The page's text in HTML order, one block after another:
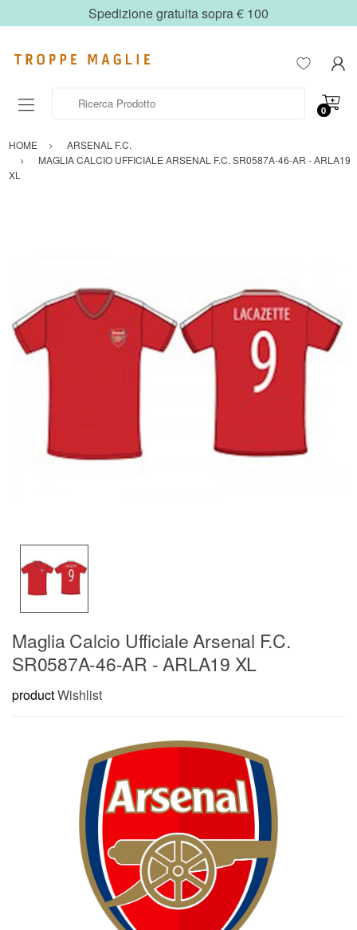
Spedizione gratuita sopra € 100
0
HOME
ARSENAL F.C.
MAGLIA CALCIO UFFICIALE ARSENAL F.C. SR0587A-46-AR - ARLA19
XL
Maglia Calcio Ufficiale Arsenal F.C.
SR0587A-46-AR - ARLA19 XL
productWishlist